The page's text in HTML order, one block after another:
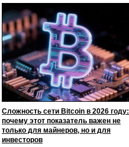
Сложность сети Bitcoin в 2026 году:
почему этот показатель важен не
только для майнеров, но и для
инвесторов